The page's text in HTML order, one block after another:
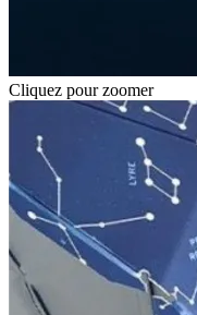
Cliquez pour zoomer